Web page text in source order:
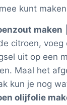
kunt
maken
citroen,
uit op een
Maal het
kun je nog
olijfolie